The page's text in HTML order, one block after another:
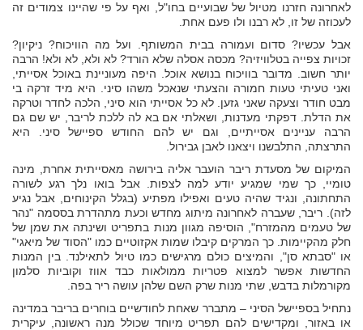
לאחרונה חזרנו מטיול של שבועיים בחו"ל, ואף על פי שהיינו צמודים זה
לעכוזה של זו, לא רבנו ולו פעם אחת.
אבל עכשיו? סדום ועמורה בבית המשותף. ועל מה הוויכוח? ניקיון?
זכויות צפייה בטלוויזיה? מכסה אסלה שלא הורד? לא ולא, לא ולא! הרבה
יותר חשוב. מדובר בוויכוח בנושא אוכל. היפה מעוניינת באוכל אסייתי,
ואני טעיתי טעות חמורה והצעתי שנאכל משהו סיני. היא מיד זרקה בי
מבט חודר וצעקה שאני גזען. לא כל אסייתי הוא סיני, הלכה לחדר וטרקה
את הדלת. דפקתי מעדנות, ושאלתי אם בא לה ללכת לריבר, יש שם גם
הרבה עניינים אסייתיים, וגם יש להם החודש ספיישל סיני. היא
התרצתה, התלבשנו ויצאנו לאבן גבירול.
המיקום של מסעדת ריבר הועבר אליה בירושה מאסייתית אחרת, מינה
טומיי, כך שמי שמגיע יודע למה לצפות. אבל בואו נלך רגע לשורה
התחתונה, ונגיד שהיה טעים ואפילו מפתיע (בגלל הקינוחים, אבל נגיע
לזה). ריבר, שעברה לאחרונה מיתוג מחדש וכעת מתהדרת בססמה "נהר
של טעמים מהמזרח", הוסיפה מגוון מנות בתפריט ושינתה את שמן של
חלק מהקיימות. כך המרקים קיבלו שמות אקזוטיים כמו "הסוד של מיאגי"
או "סבתא סן", והמיצים כולם מרגישים כמו טיול לתאילנד. בין המנות
החדשות אפשר למצוא פטריות ממולאות כבד אווז וקוביות סלמון
מקורמלות בדבש, שתי מנות שרק השם שלהן עושה ריר בפה.
נתחיל בספיישל הסיני – מתברר שאחת לחודשיים בוחרים בריבר במדינה
או באזור, ומקדישים להם תפריט מיוחד שכולל מנה ראשונה, עיקרית